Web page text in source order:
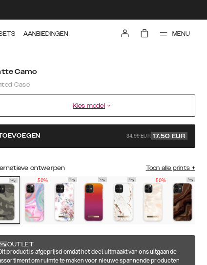
AANBIEDINGEN MENU
Camo
Case
Kies model
34.99 EUR 17.50 EUR
ontwerpen Toon alle prints +
50%
50%
OUTLET
product is afgeprijsd omdat het deel uitmaakt van ons uitgaande
om ruimte te maken voor nieuwe spannende producten